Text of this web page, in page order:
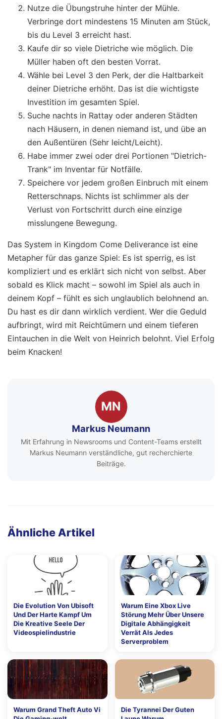
Nutze die Übungstruhe hinter der Mühle.
Verbringe dort mindestens 15 Minuten am Stück,
bis du Level 3 erreicht hast.
Kaufe dir so viele Dietriche wie möglich. Die
Müller haben oft den besten Vorrat.
Wähle bei Level 3 den Perk, der die Haltbarkeit
deiner Dietriche erhöht. Das ist die wichtigste
Investition im gesamten Spiel.
Suche nachts in Rattay oder anderen Städten
nach Häusern, in denen niemand ist, und übe an
den Außentüren (Sehr leicht/Leicht).
Habe immer zwei oder drei Portionen "Dietrich-
Trank" im Inventar für Notfälle.
Speichere vor jedem großen Einbruch mit einem
Retterschnaps. Nichts ist schlimmer als der
Verlust von Fortschritt durch eine einzige
misslungene Bewegung.
Das System in Kingdom Come Deliverance ist eine
Metapher für das ganze Spiel: Es ist sperrig, es ist
kompliziert und es erklärt sich nicht von selbst. Aber
sobald es Klick macht – sowohl im Spiel als auch in
deinem Kopf – fühlt es sich unglaublich belohnend an.
Du hast es dir dann wirklich verdient. Wer die Geduld
aufbringt, wird mit Reichtümern und einem tieferen
Eintauchen in die Welt von Heinrich belohnt. Viel Erfolg
beim Knacken!
MN
Markus Neumann
Mit Erfahrung in Newsrooms und Content-Teams erstellt
Markus Neumann verständliche, gut recherchierte
Beiträge.
Ähnliche Artikel
Die Evolution Von Ubisoft
Und Der Harte Kampf Um
Die Kreative Seele Der
Videospielindustrie
Warum Eine Xbox Live
Störung Mehr Über Unsere
Digitale Abhängigkeit
Verrät Als Jedes
Serverproblem
Warum Grand Theft Auto Vi
Die Tyrannei Der Guten